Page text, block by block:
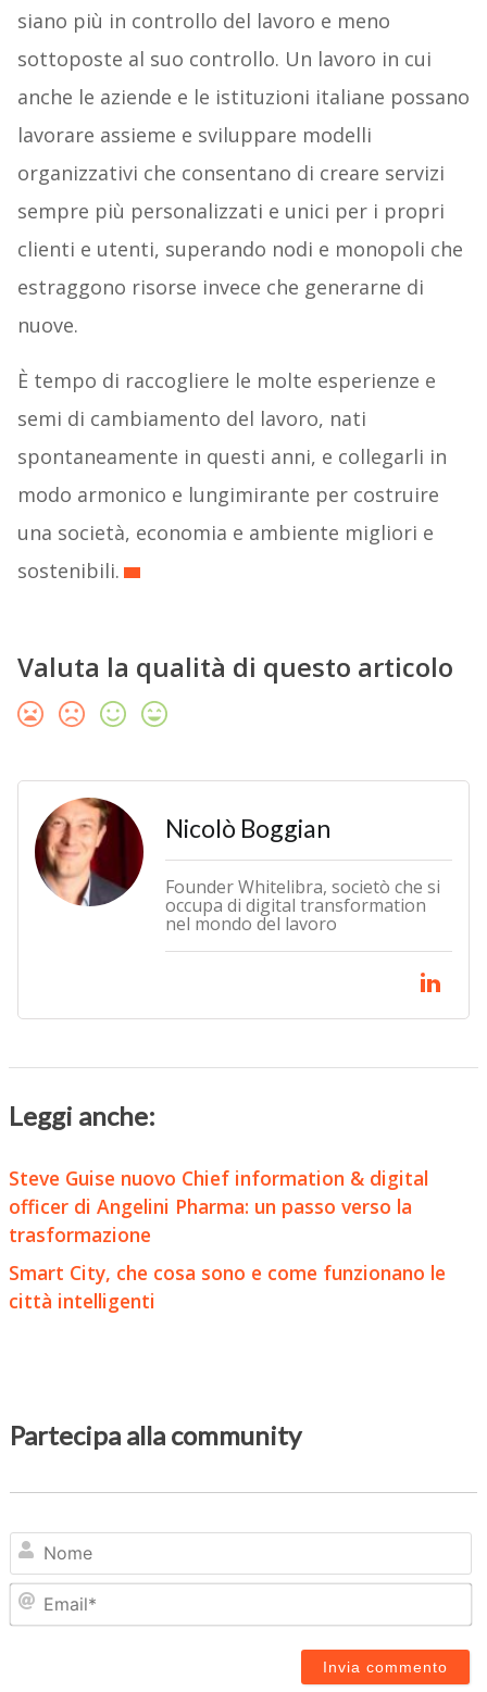
siano più in controllo del lavoro e meno
sottoposte al suo controllo. Un lavoro in cui
anche le aziende e le istituzioni italiane possano
lavorare assieme e sviluppare modelli
organizzativi che consentano di creare servizi
sempre più personalizzati e unici per i propri
clienti e utenti, superando nodi e monopoli che
estraggono risorse invece che generarne di
nuove.
È tempo di raccogliere le molte esperienze e
semi di cambiamento del lavoro, nati
spontaneamente in questi anni, e collegarli in
modo armonico e lungimirante per costruire
una società, economia e ambiente migliori e
sostenibili.
Valuta la qualità di questo articolo
Nicolò Boggian
Founder Whitelibra, societò che si
occupa di digital transformation
nel mondo del lavoro
Leggi anche:
Steve Guise nuovo Chief information & digital
officer di Angelini Pharma: un passo verso la
trasformazione
Smart City, che cosa sono e come funzionano le
città intelligenti
Partecipa alla community